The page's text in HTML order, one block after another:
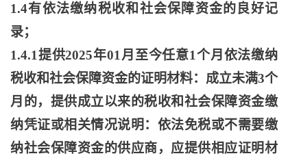
1.4有依法缴纳税收和社会保障资金的良好记
录；
1.4.1提供2025年01月至今任意1个月依法缴纳
税收和社会保障资金的证明材料：成立未满3个
月的，提供成立以来的税收和社会保障资金缴
纳凭证或相关情况说明：依法免税或不需要缴
纳社会保障资金的供应商，应提供相应证明材